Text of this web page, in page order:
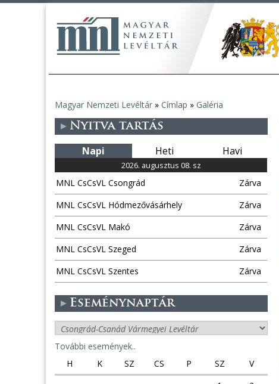
Jelenlegi
hely
Magyar Nemzeti Levéltár » Címlap » Galéria
Nyitva tartás
Napi Heti Havi
2026. augusztus 08. sz
MNL CsCsVL Csongrád
Zárva
MNL CsCsVL Hódmezővásárhely
Zárva
MNL CsCsVL Makó
Zárva
MNL CsCsVL Szeged
Zárva
MNL CsCsVL Szentes
Zárva
Eseménynaptár
További események..
H
K SZ CS P SZ
V